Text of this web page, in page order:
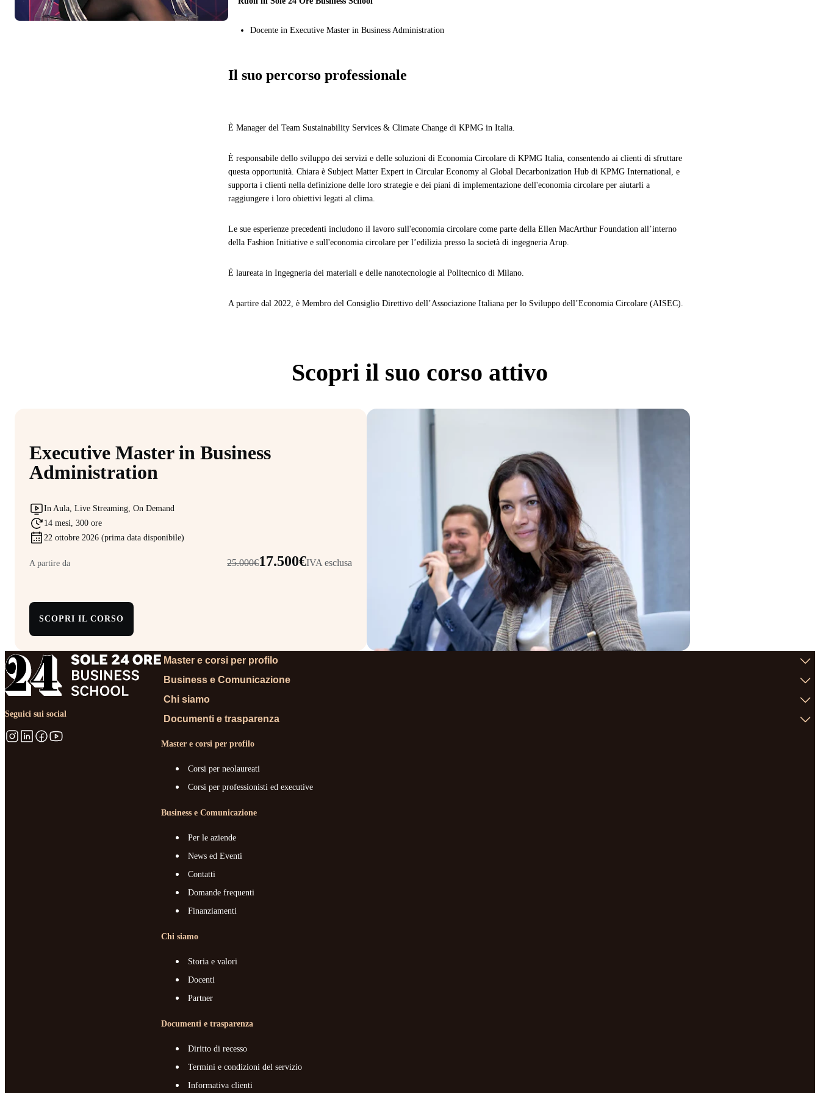
Docente in Executive Master in Business Administration
Il suo percorso professionale
È Manager del Team Sustainability Services & Climate Change di KPMG in Italia.
È responsabile dello sviluppo dei servizi e delle soluzioni di Economia Circolare di KPMG Italia, consentendo ai clienti di sfruttare
questa opportunità. Chiara è Subject Matter Expert in Circular Economy al Global Decarbonization Hub di KPMG International, e
supporta i clienti nella definizione delle loro strategie e dei piani di implementazione dell'economia circolare per aiutarli a
raggiungere i loro obiettivi legati al clima.
Le sue esperienze precedenti includono il lavoro sull'economia circolare come parte della Ellen MacArthur Foundation all’interno
della Fashion Initiative e sull'economia circolare per l’edilizia presso la società di ingegneria Arup.
È laureata in Ingegneria dei materiali e delle nanotecnologie al Politecnico di Milano.
A partire dal 2022, è Membro del Consiglio Direttivo dell’Associazione Italiana per lo Sviluppo dell’Economia Circolare (AISEC).
Scopri il suo corso attivo
Executive Master in Business
Administration
In Aula, Live Streaming, On Demand
14 mesi, 300 ore
22 ottobre 2026 (prima data disponibile)
A partire da 25.000€17.500€IVA esclusa
SCOPRI IL CORSO
Seguici sui social
Master e corsi per profilo
Business e Comunicazione
Chi siamo
Documenti e trasparenza
Master e corsi per profilo
Corsi per neolaureati
Corsi per professionisti ed executive
Business e Comunicazione
Per le aziende
News ed Eventi
Contatti
Domande frequenti
Finanziamenti
Chi siamo
Storia e valori
Docenti
Partner
Documenti e trasparenza
Diritto di recesso
Termini e condizioni del servizio
Informativa clienti